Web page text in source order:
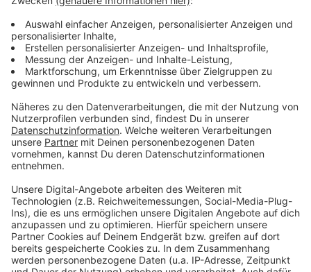
Antenne-Düsseldorf-Sonderseite zum
Coronavirus
Die Coronazahlen für Düsseldorf der letzten 14
Tage
Die Impfzahlen für NRW & Düsseldorf
Dashboard des RKI zum Coronavirus
Anzeige